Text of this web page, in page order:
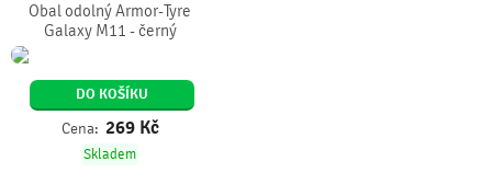
Obal odolný Armor-Tyre
Galaxy M11 - černý
DO KOŠÍKU
Cena: 269 Kč
Skladem